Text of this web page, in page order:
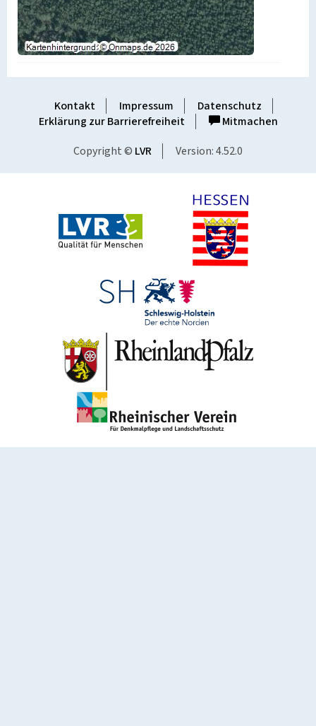
Kontakt Impressum
Datenschutz
Erklärung zur Barrierefreiheit
Mitmachen
Copyright © LVR Version: 4.52.0